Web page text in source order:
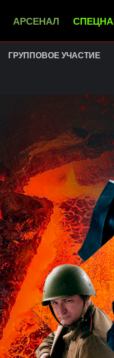
АРСЕНАЛ
ГРУППОВОЕ УЧАСТИЕ